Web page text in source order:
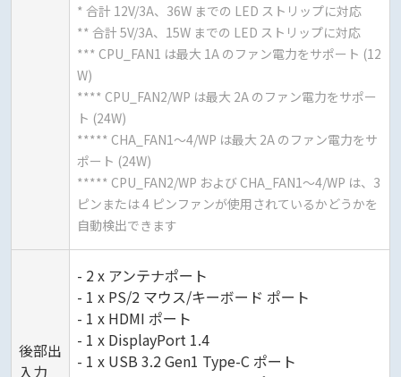
* 合計 12V/3A、36W までの LED ストリップに対応
** 合計 5V/3A、15W までの LED ストリップに対応
*** CPU_FAN1 は最大 1A のファン電力をサポート (12
W)
**** CPU_FAN2/WP は最大 2A のファン電力をサポー
ト (24W)
***** CHA_FAN1～4/WP は最大 2A のファン電力をサ
ポート (24W)
***** CPU_FAN2/WP および CHA_FAN1～4/WP は、3
ピンまたは 4 ピンファンが使用されているかどうかを
自動検出できます
後部出
入力
- 2 x アンテナポート
- 1 x PS/2 マウス/キーボード ポート
- 1 x HDMI ポート
- 1 x DisplayPort 1.4
- 1 x USB 3.2 Gen1 Type-C ポート